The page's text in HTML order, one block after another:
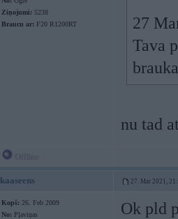
Ziņojumi: 5238
Braucu ar: F20 R1200RT
27
Tava
nu tad
kaaseens 27. Mar 2021,
Kopš: 26. Feb 2009
No: Pļaviņas
Ok pld